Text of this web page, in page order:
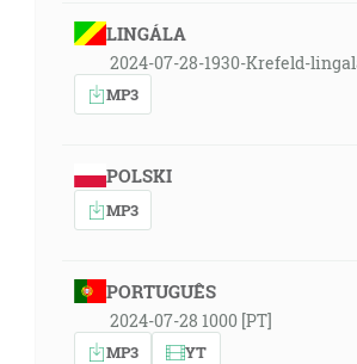
LINGÁLA
2024-07-28-1930-Krefeld-
MP3
POLSKI
MP3
PORTUGUÊS
2024-07-28 1000 [PT]
MP3 YT